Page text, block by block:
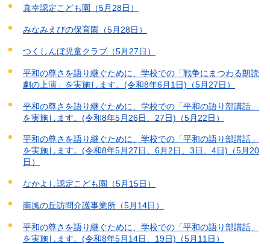
真幸認定こども園（5月28日）
みなみえびの保育園（5月28日）
つくしんぼ児童クラブ（5月27日）
平和の尊さを語り継ぐために、学校での「戦争にまつわる朗読
劇の上演」を実施します。(令和8年6月1日)（5月27日）
平和の尊さを語り継ぐために、学校での「平和の語り部講話」
を実施します。(令和8年5月26日、27日)（5月22日）
平和の尊さを語り継ぐために、学校での「平和の語り部講話」
を実施します。(令和8年5月27日、6月2日、3日、4日)（5月20
日）
なかよし認定こども園（5月15日）
南風の丘訪問介護事業所（5月14日）
平和の尊さを語り継ぐために、学校での「平和の語り部講話」
を実施します。(令和8年5月14日、19日)（5月11日）